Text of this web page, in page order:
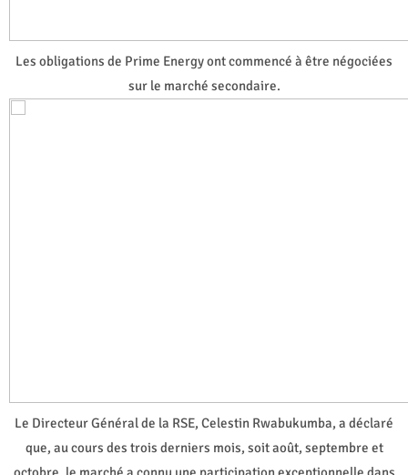
Les obligations de Prime Energy ont commencé à être négociées
sur le marché secondaire.
Le Directeur Général de la RSE, Celestin Rwabukumba, a déclaré
que, au cours des trois derniers mois, soit août, septembre et